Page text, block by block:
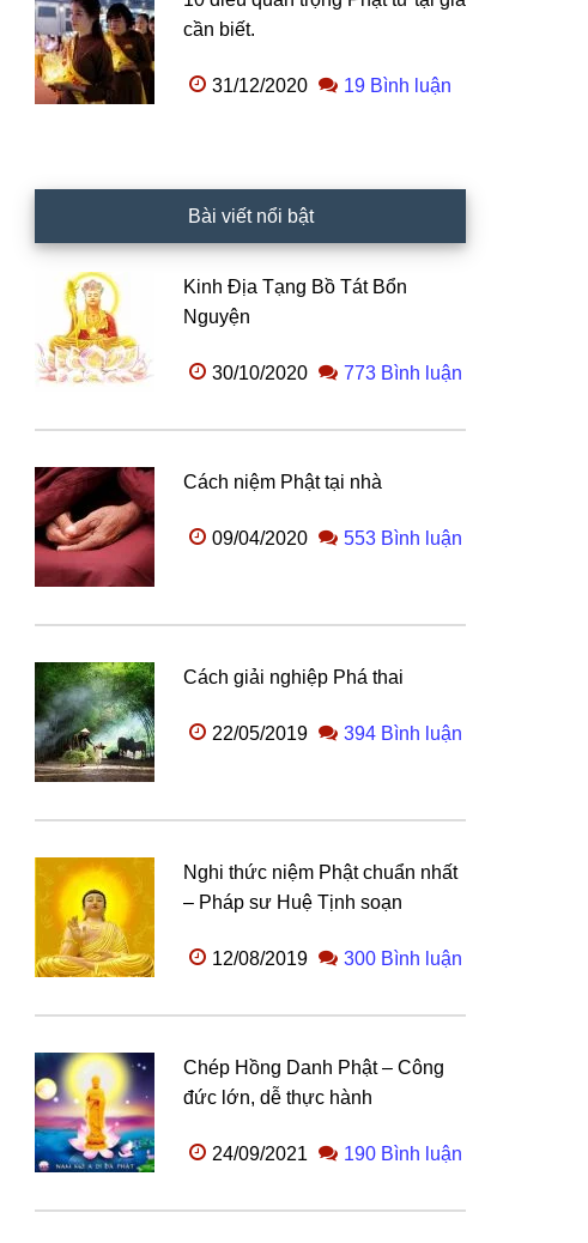
cần biết.
31/12/2020 19 Bình luận
Bài viết nổi bật
Kinh Địa Tạng Bồ Tát Bổn
Nguyện
30/10/2020 773 Bình luận
Cách niệm Phật tại nhà
09/04/2020 553 Bình luận
Cách giải nghiệp Phá thai
22/05/2019 394 Bình luận
Nghi thức niệm Phật chuẩn nhất
– Pháp sư Huệ Tịnh soạn
12/08/2019 300 Bình luận
Chép Hồng Danh Phật – Công
đức lớn, dễ thực hành
24/09/2021 190 Bình luận